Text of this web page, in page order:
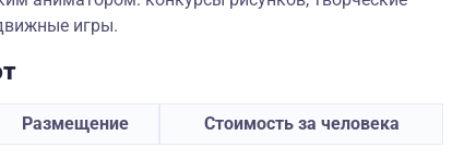
игры.
Размещение Стоимость за человека